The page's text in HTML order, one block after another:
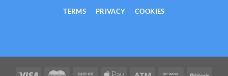
TERMS PRIVACY COOKIES